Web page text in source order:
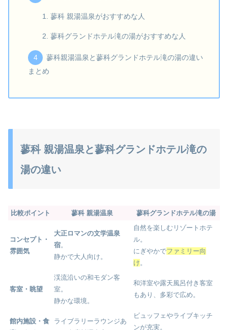
蓼科 親湯温泉がおすすめな人
蓼科グランドホテル滝の湯がおすすめな人
蓼科親湯温泉と蓼科グランドホテル滝の湯の違い
まとめ
蓼科 親湯温泉と蓼科グランドホテル滝の
湯の違い
比較ポイント 蓼科 親湯温泉 蓼科グランドホテル滝の湯
コンセプト・
雰囲気
大正ロマンの文学温泉
宿。
静かで大人向け。
自然を楽しむリゾートホテ
ル。
にぎやかでファミリー向
け 。
客室・眺望
渓流沿いの和モダン客
室。
静かな環境。
和洋室や露天風呂付き客室
もあり、多彩で広め。
館内施設・食
ライブラリーラウンジあ
ビュッフェやライブキッチ
ンが充実。